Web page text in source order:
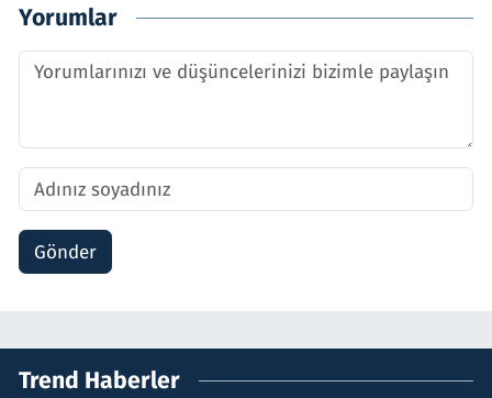
Yorumlar
Gönder
Trend Haberler